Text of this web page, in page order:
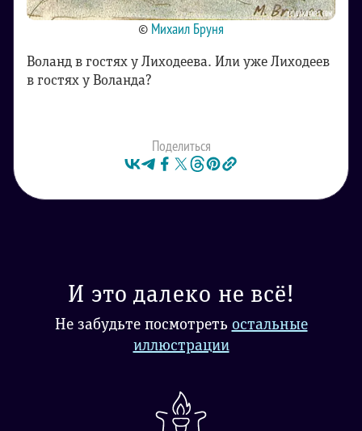
© Михаил Бруня
Воланд в гостях у Лиходеева. Или уже Лиходеев
в гостях у Воланда?
Поделиться
И это далеко не всё!
Не забудьте посмотреть остальные
иллюстрации